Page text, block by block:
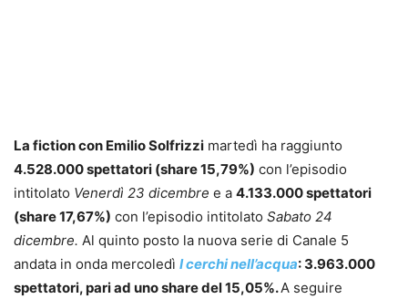
La fiction con Emilio Solfrizzi martedì ha raggiunto
4.528.000 spettatori (share 15,79%) con l’episodio
intitolato Venerdì 23 dicembre e a 4.133.000 spettatori
(share 17,67%) con l’episodio intitolato Sabato 24
dicembre. Al quinto posto la nuova serie di Canale 5
andata in onda mercoledì I cerchi nell’acqua: 3.963.000
spettatori, pari ad uno share del 15,05%.A seguire